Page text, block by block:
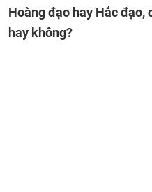
Hoàng đạo hay Hắc
hay không?